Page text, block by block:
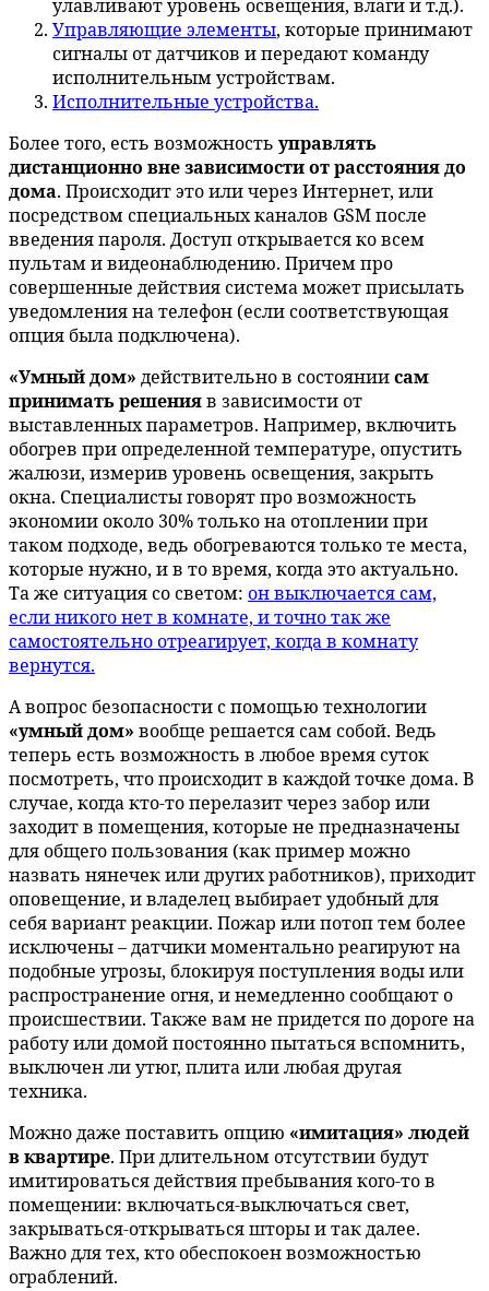
улавливают уровень освещения, влаги и т.д.).
Управляющие элементы, которые принимают
сигналы от датчиков и передают команду
исполнительным устройствам.
Исполнительные устройства.
Более того, есть возможность управлять
дистанционно вне зависимости от расстояния до
дома. Происходит это или через Интернет, или
посредством специальных каналов GSM после
введения пароля. Доступ открывается ко всем
пультам и видеонаблюдению. Причем про
совершенные действия система может присылать
уведомления на телефон (если соответствующая
опция была подключена).
«Умный дом» действительно в состояниисам
принимать решенияв зависимости от
выставленных параметров. Например, включить
обогрев при определенной температуре, опустить
жалюзи, измерив уровень освещения, закрыть
окна. Специалисты говорят про возможность
экономии около 30% только на отоплении при
таком подходе, ведь обогреваются только те места,
которые нужно, и в то время, когда это актуально.
Та же ситуация со светом: он выключается сам,
если никого нет в комнате, и точно так же
самостоятельно отреагирует, когда в комнату
вернутся.
А вопрос безопасности с помощью технологии
«умный дом» вообще решается сам собой. Ведь
теперь есть возможность в любое время суток
посмотреть, что происходит в каждой точке дома. В
случае, когда кто-то перелазит через забор или
заходит в помещения, которые не предназначены
для общего пользования (как пример можно
назвать нянечек или других работников), приходит
оповещение, и владелец выбирает удобный для
себя вариант реакции. Пожар или потоп тем более
исключены – датчики моментально реагируют на
подобные угрозы, блокируя поступления воды или
распространение огня, и немедленно сообщают о
происшествии. Также вам не придется по дороге на
работу или домой постоянно пытаться вспомнить,
выключен ли утюг, плита или любая другая
техника.
Можно даже поставить опцию «имитация» людей
в квартире. При длительном отсутствии будут
имитироваться действия пребывания кого-то в
помещении: включаться-выключаться свет,
закрываться-открываться шторы и так далее.
Важно для тех, кто обеспокоен возможностью
ограблений.